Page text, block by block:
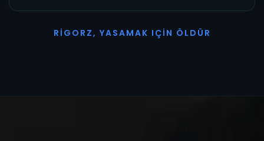
R I G O R Z, YASAMAK I ÇI N Ö L D Ü R